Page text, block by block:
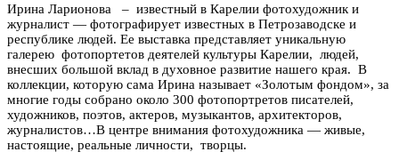
Ирина Ларионова – известный в Карелии фотохудожник и
журналист — фотографирует известных в Петрозаводске и
республике людей. Ее выставка представляет уникальную
галерею фотопортетов деятелей культуры Карелии, людей,
внесших большой вклад в духовное развитие нашего края. В
коллекции, которую сама Ирина называет «Золотым фондом», за
многие годы собрано около 300 фотопортретов писателей,
художников, поэтов, актеров, музыкантов, архитекторов,
журналистов…В центре внимания фотохудожника — живые,
настоящие, реальные личности, творцы.